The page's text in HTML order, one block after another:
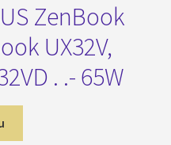
ZenBook
UX32V,
. .- 65W